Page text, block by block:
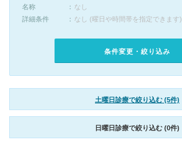
名称
なし
詳細条件
なし (曜日や時間帯を指定できます)
条件変更・絞り込み
土曜日診療で絞り込む (5件)
日曜日診療で絞り込む (0件)